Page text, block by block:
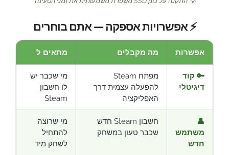
⚡ אפשרויות אספקה — אתם בוחרים
אפשרות מה מקבלים מתאים ל
🔑 קוד
דיגיטלי
מפתח Steam
להפעלה עצמית דרך
האפליקציה
מי שכבר יש
לו חשבון
Steam
👤
משתמש
חדש
חשבון Steam חדש
שכבר טעון במשחק
מי שרוצה
להתחיל
לשחק מיד